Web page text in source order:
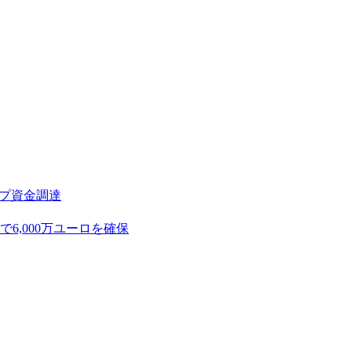
資金調達
6,000万ユーロを確保